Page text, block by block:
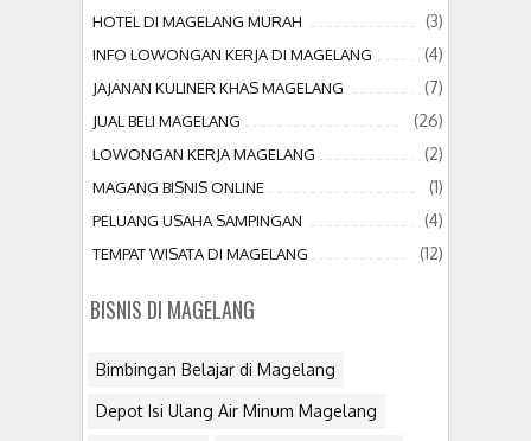
HOTEL DI MAGELANG MURAH (3)
INFO LOWONGAN KERJA DI MAGELANG (4)
JAJANAN KULINER KHAS MAGELANG (7)
JUAL BELI MAGELANG (26)
LOWONGAN KERJA MAGELANG (2)
MAGANG BISNIS ONLINE (1)
PELUANG USAHA SAMPINGAN (4)
TEMPAT WISATA DI MAGELANG (12)
BISNIS DI MAGELANG
Bimbingan Belajar di Magelang
Depot Isi Ulang Air Minum Magelang